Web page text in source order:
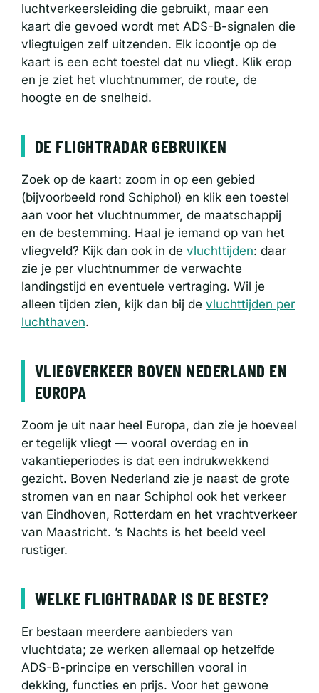
luchtverkeersleiding die gebruikt, maar een
kaart die gevoed wordt met ADS-B-signalen die
vliegtuigen zelf uitzenden. Elk icoontje op de
kaart is een echt toestel dat nu vliegt. Klik erop
en je ziet het vluchtnummer, de route, de
hoogte en de snelheid.
DE FLIGHTRADAR GEBRUIKEN
Zoek op de kaart: zoom in op een gebied
(bijvoorbeeld rond Schiphol) en klik een toestel
aan voor het vluchtnummer, de maatschappij
en de bestemming. Haal je iemand op van het
vliegveld? Kijk dan ook in de vluchttijden: daar
zie je per vluchtnummer de verwachte
landingstijd en eventuele vertraging. Wil je
alleen tijden zien, kijk dan bij de vluchttijden per
luchthaven.
VLIEGVERKEER BOVEN NEDERLAND EN
EUROPA
Zoom je uit naar heel Europa, dan zie je hoeveel
er tegelijk vliegt — vooral overdag en in
vakantieperiodes is dat een indrukwekkend
gezicht. Boven Nederland zie je naast de grote
stromen van en naar Schiphol ook het verkeer
van Eindhoven, Rotterdam en het vrachtverkeer
van Maastricht. ’s Nachts is het beeld veel
rustiger.
WELKE FLIGHTRADAR IS DE BESTE?
Er bestaan meerdere aanbieders van
vluchtdata; ze werken allemaal op hetzelfde
ADS-B-principe en verschillen vooral in
dekking, functies en prijs. Voor het gewone